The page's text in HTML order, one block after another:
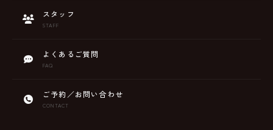
スタッフ
STAFF
よくあるご質問
FAQ
ご予約／お問い合わせ
CONTACT